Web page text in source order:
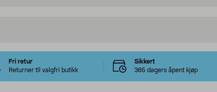
Fri retur
Returner til valgfri butikk
Sikkert
365 dagers åpent kjøp